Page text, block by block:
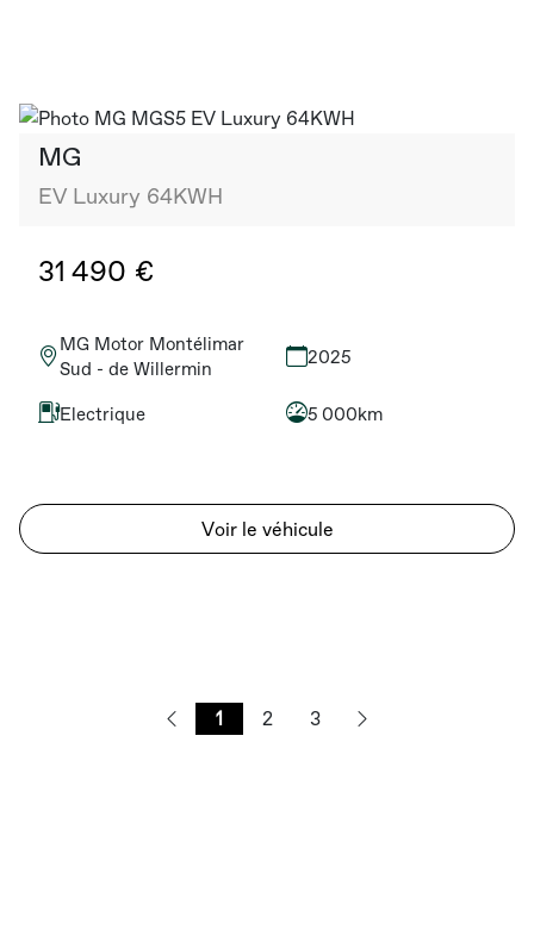
MG
EV Luxury 64KWH
31 490 €
MG Motor Montélimar
Sud - de Willermin
2025
Electrique 5 000km
Voir le véhicule
1 2 3